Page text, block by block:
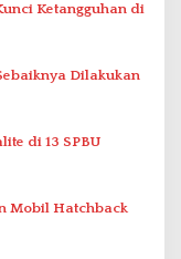
Ketangguhan di
Dilakukan
di 13 SPBU
Mobil Hatchback